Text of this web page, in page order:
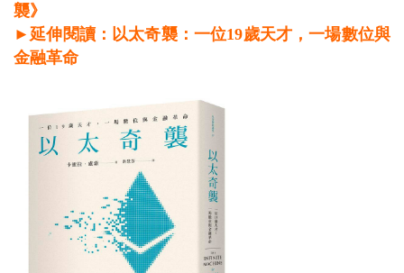
襲》
►延伸閱讀：以太奇襲：一位19歲天才，一場數位與
金融革命